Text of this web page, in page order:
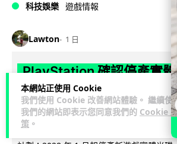
本網站正使用 Cookie
我們使用 Cookie 改善網站體驗。 繼續使
我們的網站即表示您同意我們的 Cookie
策 。
科技娛樂 遊戲情報
Lawton 1 日
PlayStation 確認停產實
出重要通告 2028 年 1 月
戲
Sony 已在 PS5 主機包裝加貼提示貼紙，重